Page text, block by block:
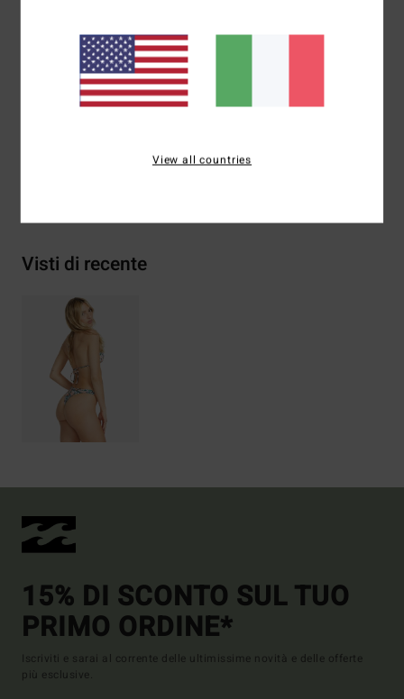
Copertura:copertura succinta
Gamba:gamba con taglio alto
Marcatura:logo ricamato posteriore al centro
Visti di recente
15% DI SCONTO SUL TUO
PRIMO ORDINE*
Iscriviti e sarai al corrente delle ultimissime novità e delle offerte
più esclusive.
View all countries